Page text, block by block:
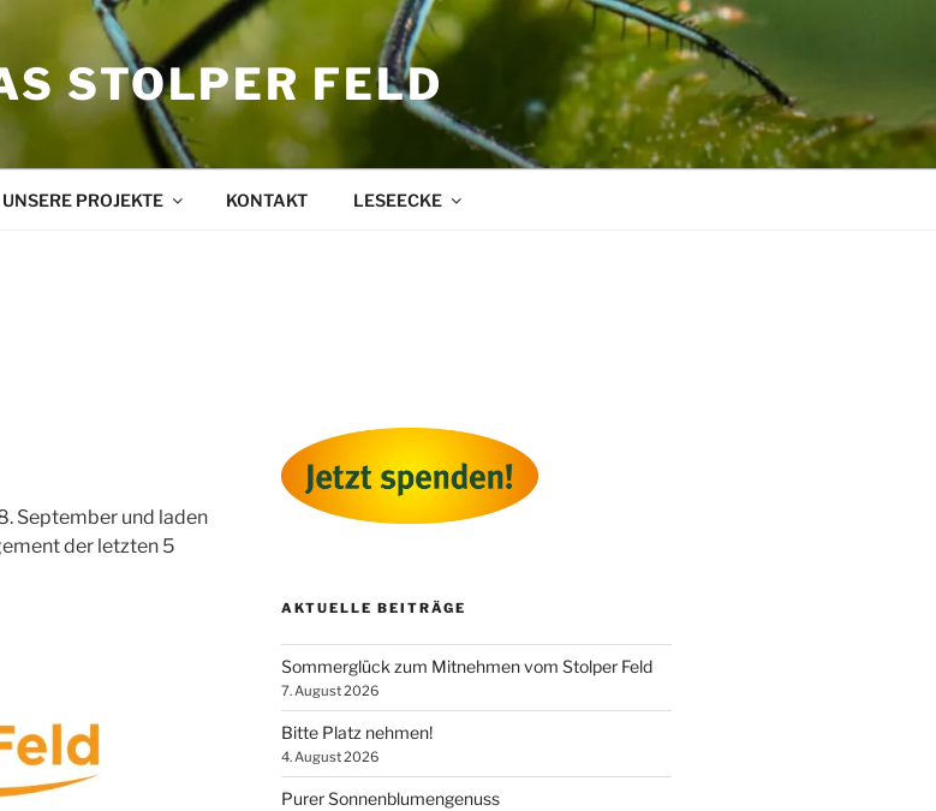
STOLPER FELD
UNSERE PROJEKTE KONTAKT LESEECKE
September und laden
der letzten 5
AKTUELLE BEITRÄGE
Sommerglück zum Mitnehmen vom Stolper Feld
7. August 2026
Bitte Platz nehmen!
4. August 2026
Purer Sonnenblumengenuss